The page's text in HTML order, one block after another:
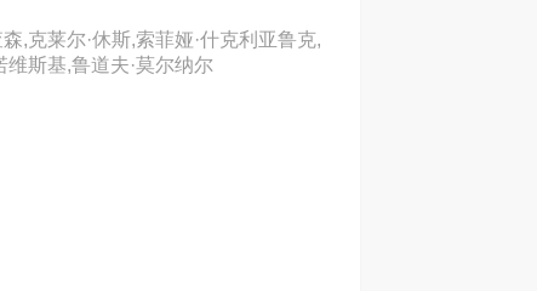
,克莱尔·休斯,索菲娅·什克利亚鲁克,
维斯基,鲁道夫·莫尔纳尔